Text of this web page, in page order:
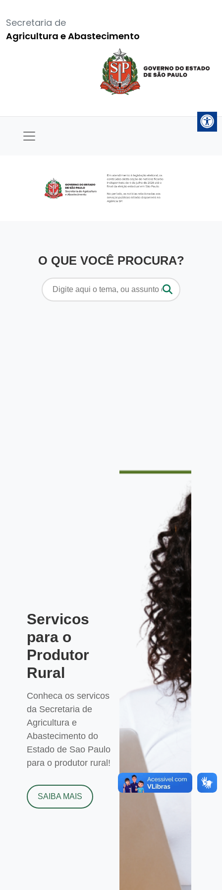
Secretaria de
Agricultura e Abastecimento
O QUE VOCÊ PROCURA?
Pesquisar
por:
Servicos
para o
Produtor
Rural
Conheca os servicos
da Secretaria de
Agricultura e
Abastecimento do
Estado de Sao Paulo
para o produtor rural!
SAIBA MAIS